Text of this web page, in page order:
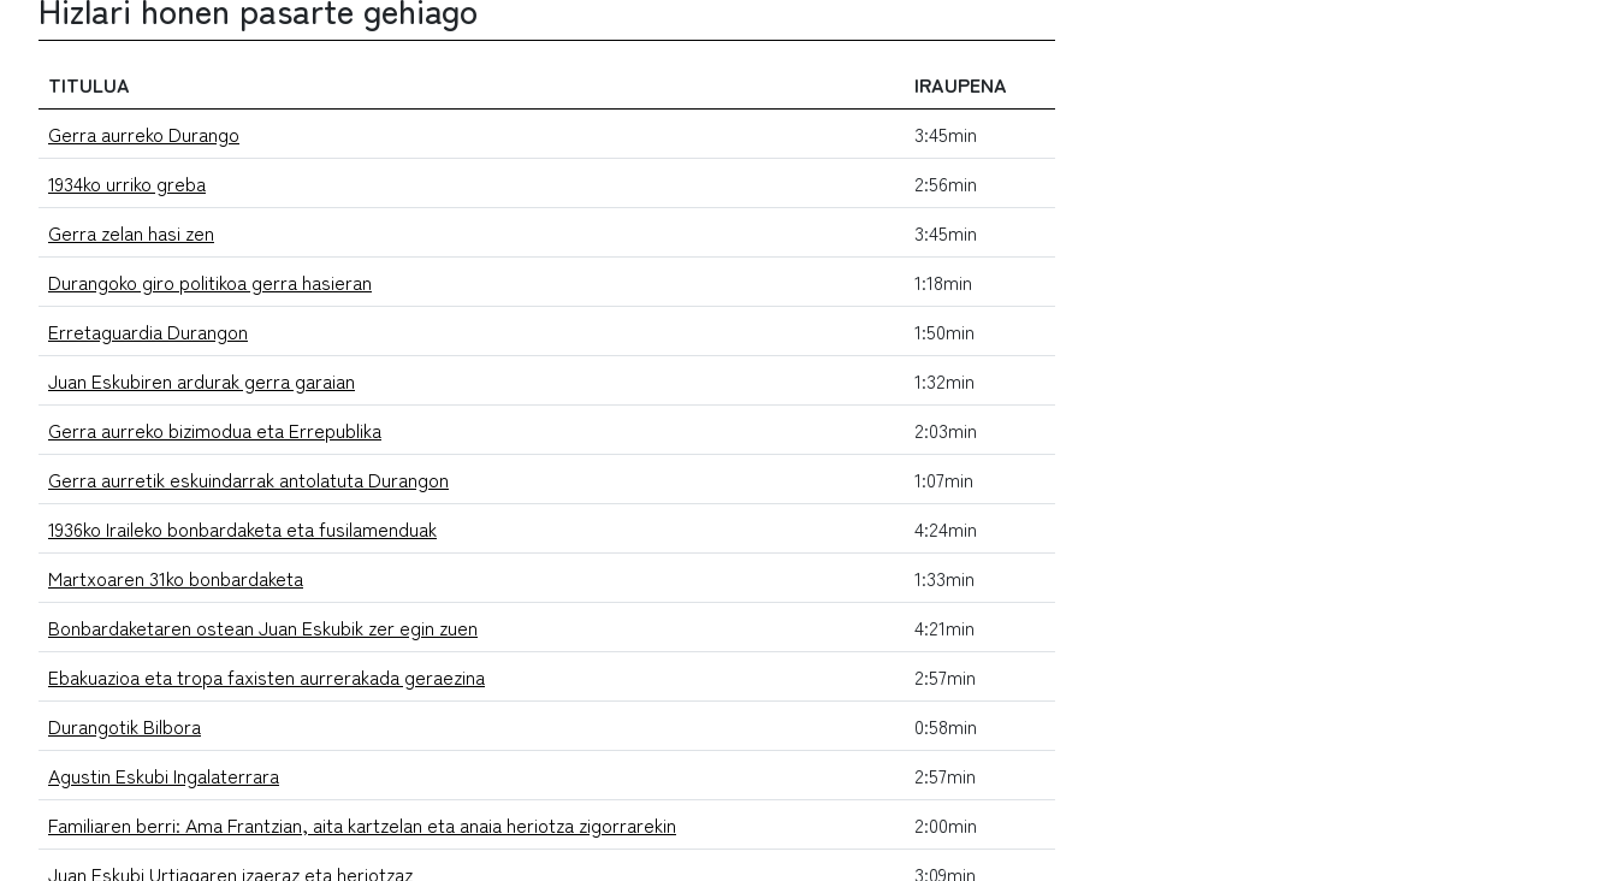
Hizlari honen pasarte gehiago
TITULUA
IRAUPENA
Gerra aurreko Durango
3:45min
1934ko urriko greba
2:56min
Gerra zelan hasi zen
3:45min
Durangoko giro politikoa gerra hasieran
1:18min
Erretaguardia Durangon
1:50min
Juan Eskubiren ardurak gerra garaian
1:32min
Gerra aurreko bizimodua eta Errepublika
2:03min
Gerra aurretik eskuindarrak antolatuta Durangon
1:07min
1936ko Iraileko bonbardaketa eta fusilamenduak
4:24min
Martxoaren 31ko bonbardaketa
1:33min
Bonbardaketaren ostean Juan Eskubik zer egin zuen
4:21min
Ebakuazioa eta tropa faxisten aurrerakada geraezina
2:57min
Durangotik Bilbora
0:58min
Agustin Eskubi Ingalaterrara
2:57min
Familiaren berri: Ama Frantzian, aita kartzelan eta anaia heriotza zigorrarekin
2:00min
Juan Eskubi Urtiagaren izaeraz eta heriotzaz
3:09min